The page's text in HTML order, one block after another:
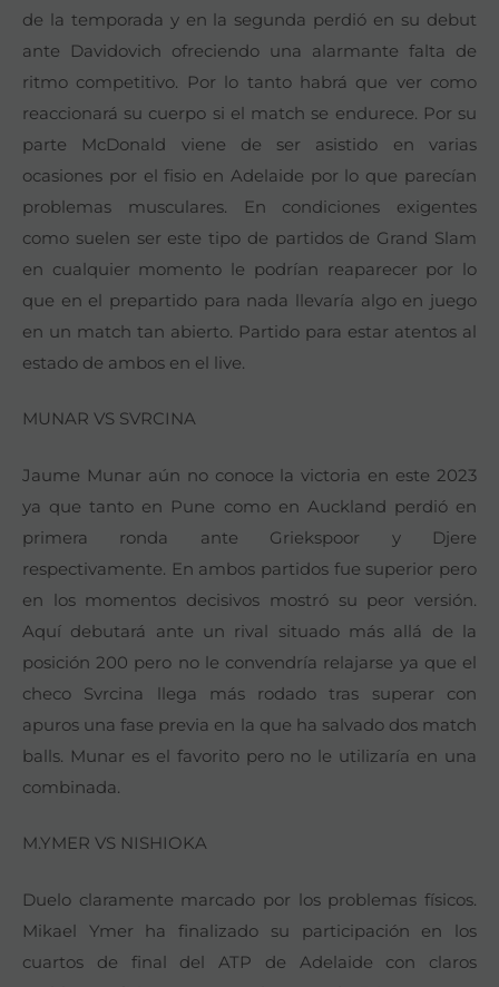
de la temporada y en la segunda perdió en su debut
ante Davidovich ofreciendo una alarmante falta de
ritmo competitivo. Por lo tanto habrá que ver como
reaccionará su cuerpo si el match se endurece. Por su
parte McDonald viene de ser asistido en varias
ocasiones por el fisio en Adelaide por lo que parecían
problemas musculares. En condiciones exigentes
como suelen ser este tipo de partidos de Grand Slam
en cualquier momento le podrían reaparecer por lo
que en el prepartido para nada llevaría algo en juego
en un match tan abierto. Partido para estar atentos al
estado de ambos en el live.
MUNAR VS SVRCINA
Jaume Munar aún no conoce la victoria en este 2023
ya que tanto en Pune como en Auckland perdió en
primera ronda ante Griekspoor y Djere
respectivamente. En ambos partidos fue superior pero
en los momentos decisivos mostró su peor versión.
Aquí debutará ante un rival situado más allá de la
posición 200 pero no le convendría relajarse ya que el
checo Svrcina llega más rodado tras superar con
apuros una fase previa en la que ha salvado dos match
balls. Munar es el favorito pero no le utilizaría en una
combinada.
M.YMER VS NISHIOKA
Duelo claramente marcado por los problemas físicos.
Mikael Ymer ha finalizado su participación en los
cuartos de final del ATP de Adelaide con claros